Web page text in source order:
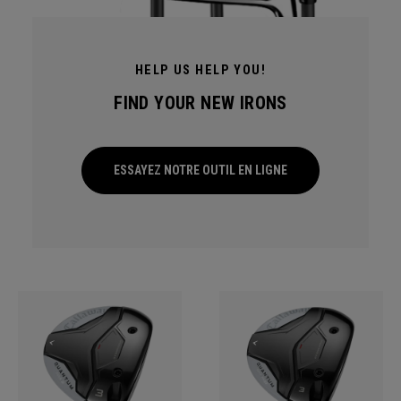
HELP US HELP YOU!
FIND YOUR NEW IRONS
ESSAYEZ NOTRE OUTIL EN LIGNE